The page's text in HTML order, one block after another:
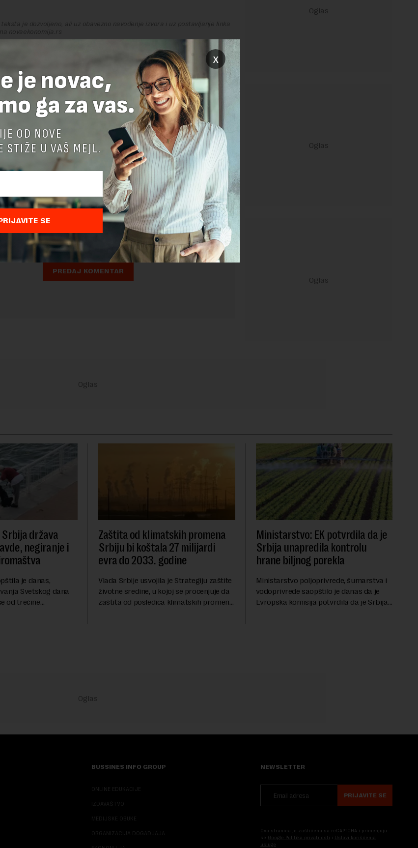
je dozvoljeno, ali uz obavezno navođenje izvora i uz postavljanje linka
novaekonomija.rs
molimo vas da se upoznate sapravilima komentarisanja i pravilima
Google Politika Privatnosti i Google Uslovi
Srbija država
negiranje i
je danas,
Svetskog dana
od trećine
Zaštita od klimatskih promena
Srbiju bi koštala 27 milijardi
evra do 2033. godine
Vlada Srbije usvojila je Strategiju zaštite
životne sredine, u kojoj se procenjuje da
zaštita od posledica klimatskih promena,
Ministarstvo: EK potvrdila da je
Srbija unapredila kontrolu
hrane biljnog porekla
Ministarstvo poljoprivrede, šumarstva i
vodoprivrede saopštilo je danas da je
Evropska komisija potvrdila da je Srbija
BUSSINES INFO GROUP
ONLINE EDUKACIJE
IZDAVAŠTVO
MEDIJSKE OBUKE
ORGANIZACIJA DOGADJAJA
NEWSLETTER
PRIJAVITE SE
Ova stranica je zaštićena sa reCAPTCHA i primenjuju
se Google Politika privatnosti i Uslovi korišćenja
usluge
x
je novac,
ga za vas.
OD NOVE
STIŽE U VAŠ MEJL.
SE